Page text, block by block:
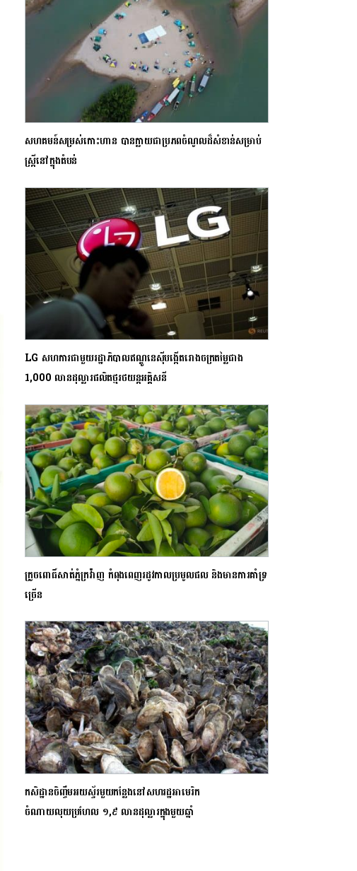
សហគមន៍សម្រស់កោះហាន បានក្លាយជាប្រភពចំណូលដ៏សំខាន់សម្រាប់
ស្ត្រីនៅក្នុងតំបន់
LG សហការជាមួយរដ្ឋាភិបាលឥណ្ឌូនេស៊ីបង្កើតរោងចក្រតម្លៃជាង
1,000 លានដុល្លារផលិតថ្មរថយន្តអគ្គិសនី
ក្រូចពោធិ៍សាត់ភ្នំក្រវ៉ាញ កំពុងពេញរដូវកាលប្រមូលផល និងមានការគាំទ្រ
ច្រើន
កសិដ្ឋានចិញ្ចឹមអយស្ទ័រមួយកន្លែងនៅសហរដ្ឋអាមេរិក
ចំណាយលុយប្រហែល ១,៩ លានដុល្លារក្នុងមួយឆ្នាំ